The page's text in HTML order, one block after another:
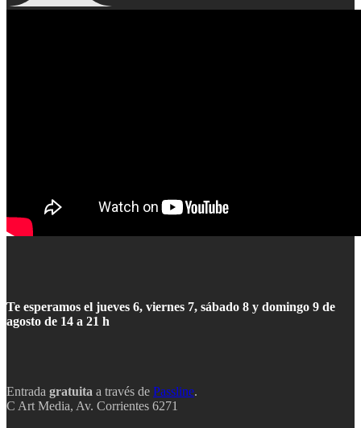
Te esperamos el jueves 6, viernes 7, sábado 8 y domingo 9 de
agosto de 14 a 21 h
Entrada gratuita a través de Passline.
C Art Media, Av. Corrientes 6271